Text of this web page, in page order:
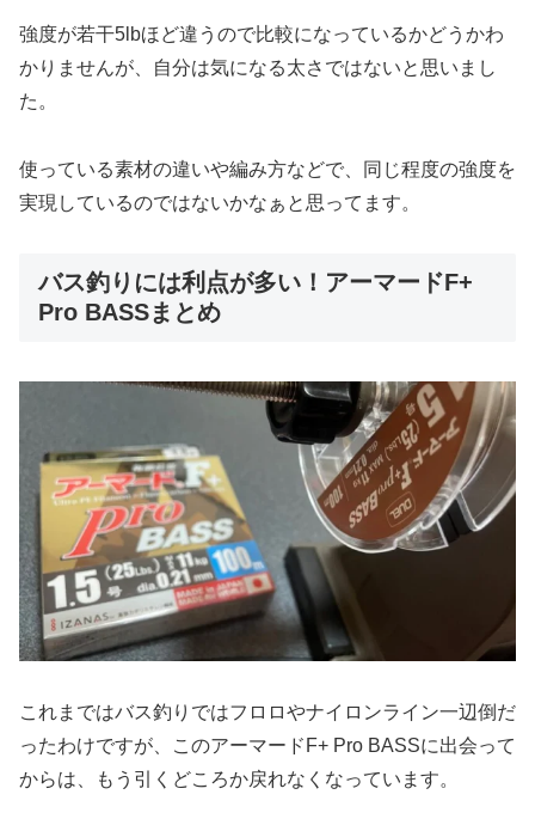
強度が若干5lbほど違うので比較になっているかどうかわ
かりませんが、自分は気になる太さではないと思いまし
た。
使っている素材の違いや編み方などで、同じ程度の強度を
実現しているのではないかなぁと思ってます。
バス釣りには利点が多い！アーマードF+
Pro BASSまとめ
これまではバス釣りではフロロやナイロンライン一辺倒だ
ったわけですが、このアーマードF+ Pro BASSに出会って
からは、もう引くどころか戻れなくなっています。